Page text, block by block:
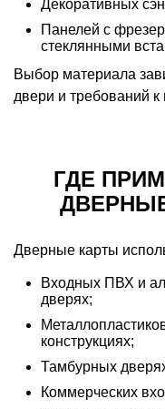
Декоративных
Панелей с
стеклянными
Выбор материала
двери и требований к
ГДЕ
Дверные карты
Входных ПВХ и
дверях;
конструкциях;
Тамбурных
Коммерческих